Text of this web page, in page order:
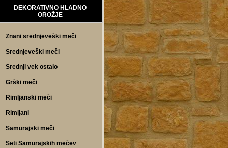
DEKORATIVNO HLADNO
OROŽJE
Znani srednjeveški meči
Srednjeveški meči
Srednji vek ostalo
Grški meči
Rimljanski meči
Rimljani
Samurajski meči
Seti Samurajskih mečev